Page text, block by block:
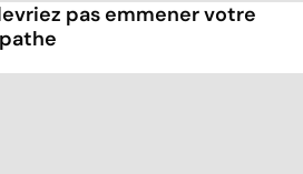
pas emmener votre